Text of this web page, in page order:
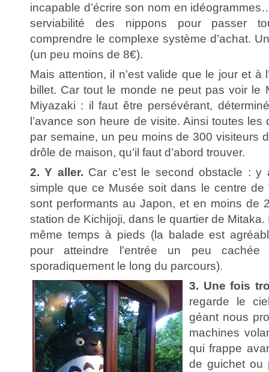
incapable d’écrire son nom en
serviabilité des nippons pour passer
comprendre le complexe système d’achat.
(un peu moins de 8€).
Mais attention, il n’est valide que le jour et à
billet. Car tout le monde ne peut pas voir le
Miyazaki : il faut être persévérant,
l’avance son heure de visite. Ainsi toutes
par semaine, un peu moins de 300 visiteurs
drôle de maison, qu’il faut d’abord trouver.
2. Y aller. Car c’est le second obstacle : y
simple que ce Musée soit dans le centre de
sont performants au Japon, et en moins de
station de Kichijoji, dans le quartier de
même temps à pieds (la balade est
pour atteindre l'entrée un peu cachée
sporadiquement le long du parcours).
3. Une fois
regarde le
géant nous
machines
qui frappe
de guichet ou